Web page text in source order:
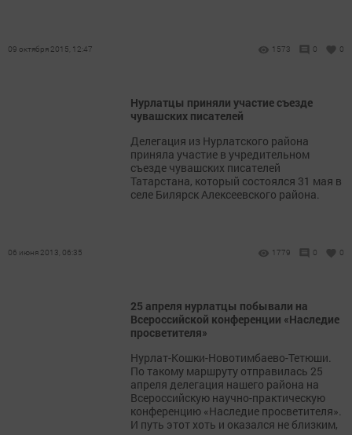
09 октября 2015, 12:47 1573 0 0
Нурлатцы приняли участие съезде
чувашских писателей
Делегация из Нурлатского района
приняла участие в учредительном
съезде чувашских писателей
Татарстана, который состоялся 31 мая в
селе Билярск Алексеевского района.
06 июня 2013, 06:35 1779 0 0
25 апреля нурлатцы побывали на
Всероссийской конференции «Наследие
просветителя»
Нурлат-Кошки-Новотимбаево-Тетюши.
По такому маршруту отправилась 25
апреля делегация нашего района на
Всероссийскую научно-практическую
конференцию «Наследие просветителя».
И путь этот хоть и оказался не близким,